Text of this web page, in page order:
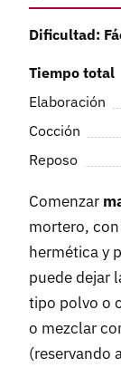
Dificultad:
Tiempo total
Elaboración
Cocción
Reposo
Comenzar
mortero,
hermética y
puede dejar
tipo polvo o
o mezclar
(reservando